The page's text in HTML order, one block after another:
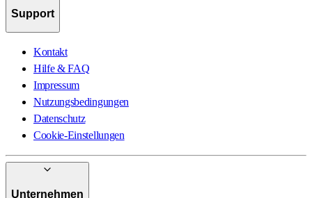
Support
Kontakt
Hilfe & FAQ
Impressum
Nutzungsbedingungen
Datenschutz
Cookie-Einstellungen
Unternehmen